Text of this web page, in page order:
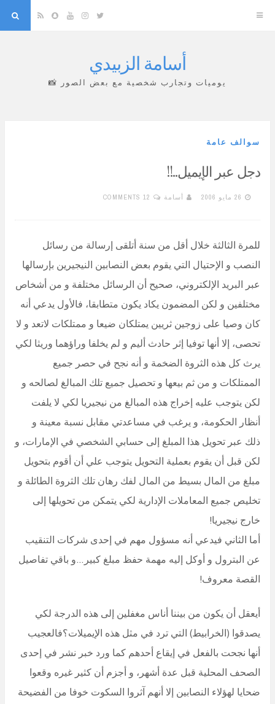
Twitter
Instagram
YouTube
Snapchat
RSS
أسامة الزبيدي
يوميات وتجارب شخصية مع بعض الصور 📸
سوالف عامة
دجل عبر الإيميل..!!
26 مايو 2006 أسامة 12 COMMENTS
للمرة الثالثة خلال أقل من سنة أتلقى إرسالة من رسائل
النصب و الإحتيال التي يقوم بعض النصابين النيجيرين بإرسالها
عبر البريد الإلكتروني، صحيح أن الرسائل مختلفة و من أشخاص
مختلفين و لكن المضمون يكاد يكون متطابقا، فالأول يدعي أنه
كان وصيا على زوجين ثريين يمتلكان ضيعا و ممتلكات لاتعد و لا
تحصى، إلا أنها توفيا إثر حادث أليم و لم يخلفا وراؤهما وريثا لكي
يرث كل هذه الثروة الضخمة و أنه نجح في حصر جميع
الممتلكات و من ثم بيعها و تحصيل جميع تلك المبالغ لصالحه و
لكن يتوجب عليه إخراج هذه المبالغ من نيجيريا لكي لا يلفت
أنظار الحكومة، و يرغب في مساعدتي مقابل نسبة معينة و
ذلك عبر تحويل هذا المبلغ إلى حسابي الشخصي في الإمارات، و
لكن قبل أن يقوم بعملية التحويل يتوجب علي أن أقوم بتحويل
مبلغ من المال بسيط من المال لفك رهان تلك الثروة الطائلة و
تخليص جميع المعاملات الإدارية لكي يتمكن من تحويلها إلى
خارج نيجيريا!
أما الثاني فيدعي أنه مسؤول مهم في إحدى شركات التنقيب
عن البترول و أوكل إليه مهمة حفظ مبلغ كبير…و باقي تفاصيل
القصة معروف!
أيعقل أن يكون من بيننا أناس مغفلين إلى هذه الدرجة لكي
يصدقوا (الخرابيط) التي ترد في مثل هذه الإيميلات؟فالعجيب
أنها نجحت بالفعل في إيقاع أحدهم كما ورد خبر نشر في إحدى
الصحف المحلية قبل عدة أشهر، و أجزم أن كثير غيره وقعوا
ضحايا لهؤلاء النصابين إلا أنهم آثروا السكوت خوفا من الفضيحة